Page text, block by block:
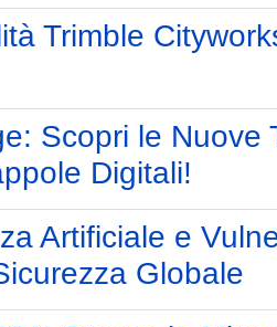
Trimble
Scopri le Nuove
Digitali!
Artificiale e
Globale